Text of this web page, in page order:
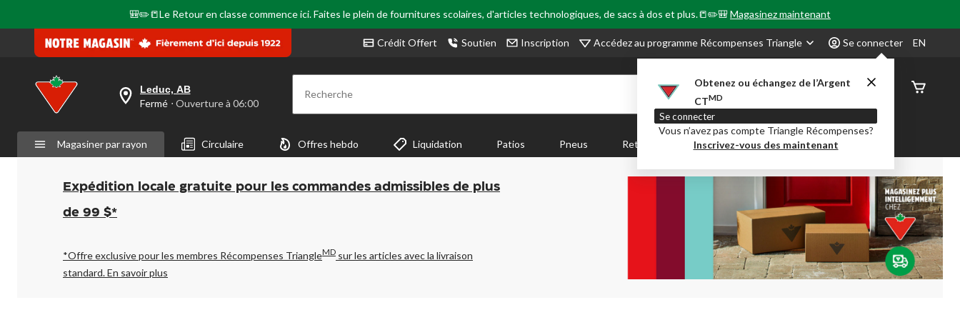
🎒✏️📒Le Retour en classe commence ici. Faites le plein de fournitures scolaires, d'articles technologiques, de sacs à dos et plus.📒✏️🎒Magasinez maintenant
Crédit Offert Soutien Inscription Accédez au programme Récompenses Triangle Se connecter
Obtenez ou échangez de l’Argent
CTMD
Se connecter
Vous n’avez pas compte Triangle Récompenses?
Inscrivez-vous des maintenant
EN
votre
est
Leduc,
AB,
Fermé,
Ouverture
à
pour
changer
Leduc, AB
Fermé ⋅ Ouverture à 06:00 Recherche
État de
Magasiner par rayon Circulaire Offres hebdo Liquidation Patios Pneus Retour en Classe Party City Centre-auto
Expédition locale gratuite pour les commandes admissibles de plus
de 99 $*
*Offre exclusive pour les membres Récompenses TriangleMD sur les articles avec la livraison
standard.En savoir plus